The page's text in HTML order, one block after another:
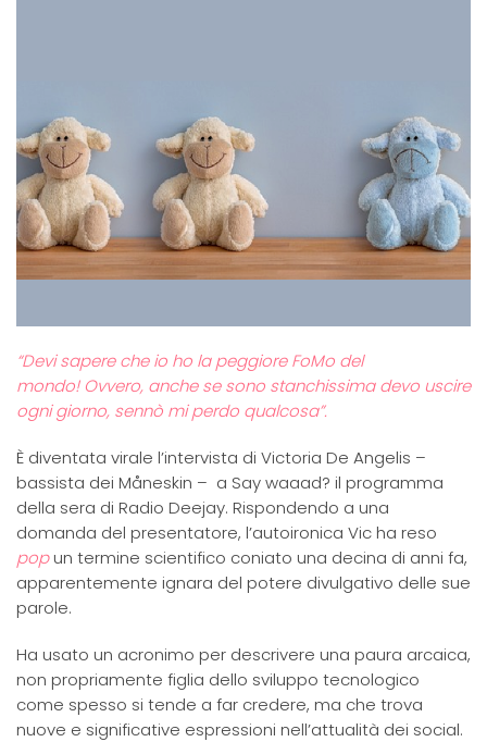
“Devi sapere che io ho la peggiore FoMo del
mondo! Ovvero, anche se sono stanchissima devo uscire
ogni giorno, sennò mi perdo qualcosa”.
È diventata virale l’intervista di Victoria De Angelis –
bassista dei Måneskin – a Say waaad? il programma
della sera di Radio Deejay. Rispondendo a una
domanda del presentatore, l’autoironica Vic ha reso
popun termine scientifico coniato una decina di anni fa,
apparentemente ignara del potere divulgativo delle sue
parole.
Ha usato un acronimo per descrivere una paura arcaica,
non propriamente figlia dello sviluppo tecnologico
come spesso si tende a far credere, ma che trova
nuove e significative espressioni nell’attualità dei social.